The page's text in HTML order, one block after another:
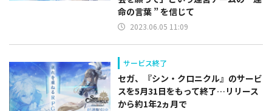
命の言葉 ” を信じて
2023.06.05 11:09
サービス終了
セガ、『シン・クロニクル』のサービ
スを5月31日をもって終了…リリース
から約1年2ヵ月で